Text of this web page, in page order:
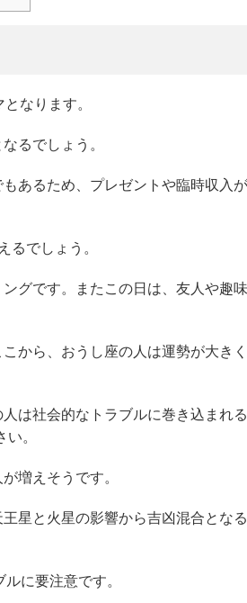
なります。
るでしょう。
あるため、プレゼントや臨時収入が
るでしょう。
グです。またこの日は、友人や趣味
から、おうし座の人は運勢が大きく
は社会的なトラブルに巻き込まれる
。
増えそうです。
星と火星の影響から吉凶混合となる
に要注意です。